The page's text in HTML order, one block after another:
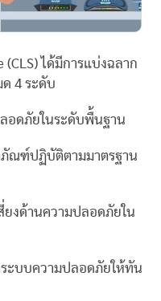
(CLS) ได้มีการแบ่งฉลาก
4 ระดับ
อดภัยในระดับพื้นฐาน
ณฑ์ปฏิบัติตามมาตรฐาน
ยงด้านความปลอดภัยใน
ะบบความปลอดภัยให้ทัน